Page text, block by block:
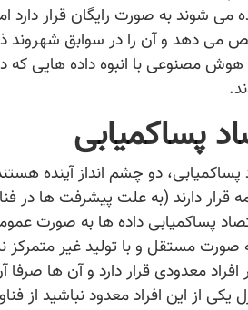
می شوند به صورت رایگان قرار
می دهد و آن را در سوابق
مصنوعی با انبوه داده هایی که
پساکمیابی
پساکمیابی، دو چشم انداز آینده
قرار دارند (به علت پیشرفت ها در
پساکمیابی داده ها به صورت
صورت مستقل و با تولید غیر متمرکز
افراد معدودی قرار دارد و آن ها
از این افراد معدود نباشید از